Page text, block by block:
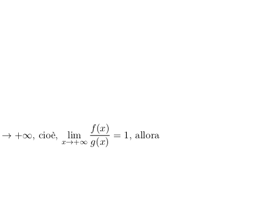
→ +∞ , cioè, lim
x→+ ∞
f (x)
g(x)
= 1, allora